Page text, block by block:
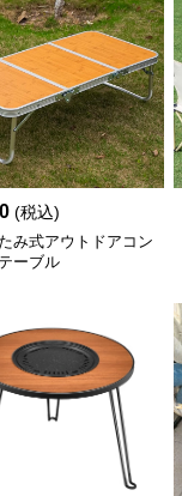
(税込)
み式アウトドアコン
ーブル